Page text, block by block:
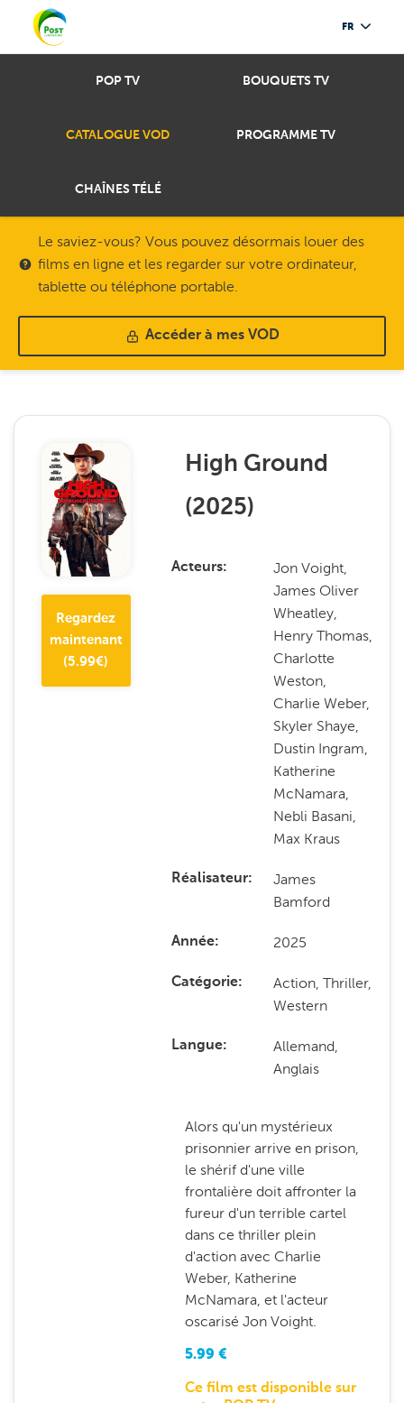
FR
POP TV BOUQUETS TV
CATALOGUE VOD PROGRAMME TV
CHAÎNES TÉLÉ
Le saviez-vous? Vous pouvez désormais louer des
films en ligne et les regarder sur votre ordinateur,
tablette ou téléphone portable.
Accéder à mes VOD
Regardez
maintenant
(5.99€)
High Ground
(2025)
Acteurs
Jon Voight,
James Oliver
Wheatley,
Henry Thomas,
Charlotte
Weston,
Charlie Weber,
Skyler Shaye,
Dustin Ingram,
Katherine
McNamara,
Nebli Basani,
Max Kraus
Réalisateur
James
Bamford
Année 2025
Catégorie
Action, Thriller,
Western
Langue
Allemand,
Anglais
Alors qu'un mystérieux
prisonnier arrive en prison,
le shérif d'une ville
frontalière doit affronter la
fureur d'un terrible cartel
dans ce thriller plein
d'action avec Charlie
Weber, Katherine
McNamara, et l'acteur
oscarisé Jon Voight.
5.99 €
Ce film est disponible sur